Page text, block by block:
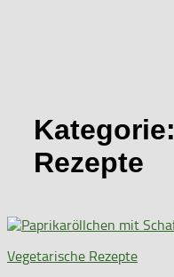
Kategorie:
Rezepte
Vegetarische Rezepte